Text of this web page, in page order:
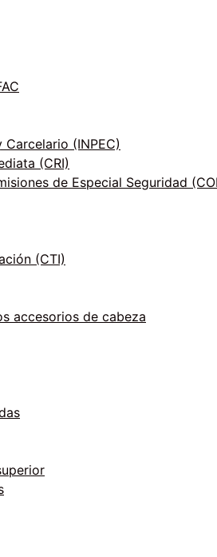
(INPEC)
(CRI)
de Especial Seguridad
(CTI)
accesorios de cabeza